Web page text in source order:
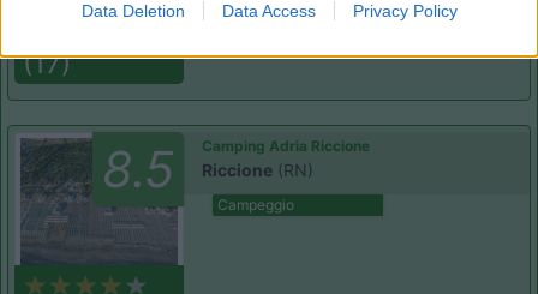
Data Deletion Data Access Privacy Policy
(17)
8.5 Camping Adria Riccione
Riccione (RN)
Campeggio